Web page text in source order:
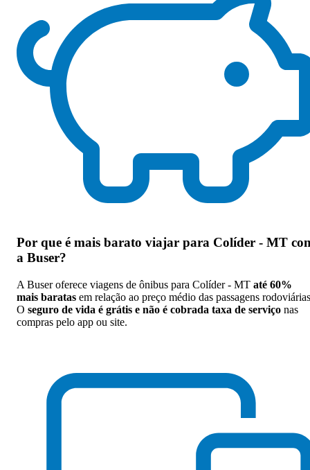
Por que é mais barato viajar para Colíder - MT
a Buser?
A Buser oferece viagens de ônibus para Colíder - MT até 60%
mais baratas em relação ao preço médio das passagens
O seguro de vida é grátis e não é cobrada taxa de serviço nas
compras pelo app ou site.